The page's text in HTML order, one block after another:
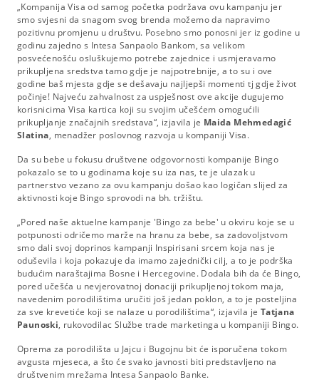
„Kompanija Visa od samog početka podržava ovu kampanju jer
smo svjesni da snagom svog brenda možemo da napravimo
pozitivnu promjenu u društvu. Posebno smo ponosni jer iz godine u
godinu zajedno s Intesa Sanpaolo Bankom, sa velikom
posvećenošću osluškujemo potrebe zajednice i usmjeravamo
prikupljena sredstva tamo gdje je najpotrebnije, a to su i ove
godine baš mjesta gdje se dešavaju najljepši momenti tj gdje život
počinje! Najveću zahvalnost za uspješnost ove akcije dugujemo
korisnicima Visa kartica koji su svojim učešćem omogućili
prikupljanje značajnih sredstava“, izjavila je Maida Mehmedagić
Slatina, menadžer poslovnog razvoja u kompaniji Visa.
Da su bebe u fokusu društvene odgovornosti kompanije Bingo
pokazalo se to u godinama koje su iza nas, te je ulazak u
partnerstvo vezano za ovu kampanju došao kao logičan slijed za
aktivnosti koje Bingo sprovodi na bh. tržištu.
„Pored naše aktuelne kampanje 'Bingo za bebe' u okviru koje se u
potpunosti odričemo marže na hranu za bebe, sa zadovoljstvom
smo dali svoj doprinos kampanji Inspirisani srcem koja nas je
oduševila i koja pokazuje da imamo zajednički cilj, a to je podrška
budućim naraštajima Bosne i Hercegovine. Dodala bih da će Bingo,
pored učešća u nevjerovatnoj donaciji prikupljenoj tokom maja,
navedenim porodilištima uručiti još jedan poklon, a to je posteljina
za sve krevetiće koji se nalaze u porodilištima“, izjavila je Tatjana
Paunoski, rukovodilac Službe trade marketinga u kompaniji Bingo.
Oprema za porodilišta u Jajcu i Bugojnu bit će isporučena tokom
avgusta mjeseca, a što će svako javnosti biti predstavljeno na
društvenim mrežama Intesa Sanpaolo Banke.